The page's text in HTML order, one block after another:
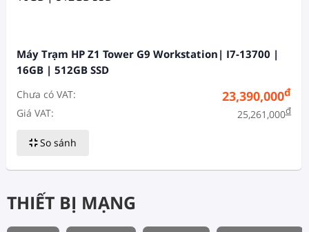
Máy Trạm HP Z1 Tower G9 Workstation| I7-13700 |
16GB | 512GB SSD
Chưa có VAT: 23,390,000đ
Giá VAT: 25,261,000đ
So sánh
THIẾT BỊ MẠNG